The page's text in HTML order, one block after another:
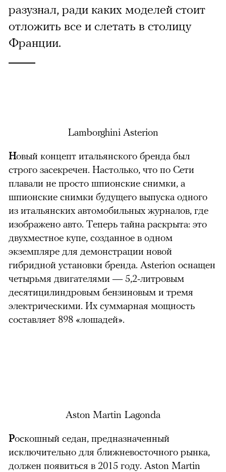
разузнал, ради каких моделей стоит
отложить все и слетать в столицу
Франции.
Lamborghini Asterion
Новый концепт итальянского бренда был
строго засекречен. Настолько, что по Сети
плавали не просто шпионские снимки, а
шпионские снимки будущего выпуска одного
из итальянских автомобильных журналов, где
изображено авто. Теперь тайна раскрыта: это
двухместное купе, созданное в одном
экземпляре для демонстрации новой
гибридной установки бренда. Asterion оснащен
четырьмя двигателями — 5,2-литровым
десятицилиндровым бензиновым и тремя
электрическими. Их суммарная мощность
составляет 898 «лошадей».
Aston Martin Lagonda
Роскошный седан, предназначенный
исключительно для ближневосточного рынка,
должен появиться в 2015 году. Aston Martin